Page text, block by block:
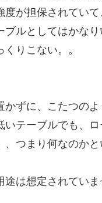
が担保されてい
ルとしてはかなり
っくりこない。
ずに、こたつの
テーブルでも、
つまり何なのかと
は想定されていま